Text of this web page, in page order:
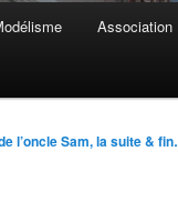
Association
l’oncle Sam, la suite &